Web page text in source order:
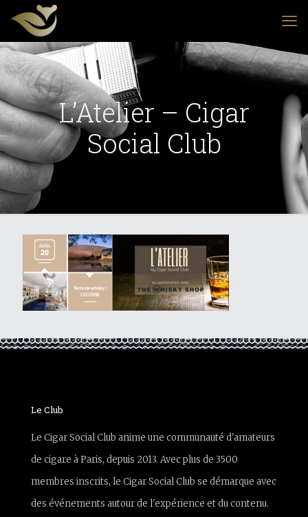
L’Atelier – Cigar
Social Club
Le Club
Le Cigar Social Club anime une communauté d'amateurs
de cigare à Paris, depuis 2013. Avec plus de 3500
membres inscrits, le Cigar Social Club se démarque avec
des événements autour de l'expérience et du contenu.